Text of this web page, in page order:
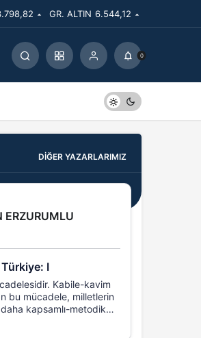
GR. ALTIN 6.544,12
0
ERZURUMLU
I
Kabile-kavim
bu mücadele, milletlerin
kapsamlı-metodik
DIĞER YAZARLARIMIZ